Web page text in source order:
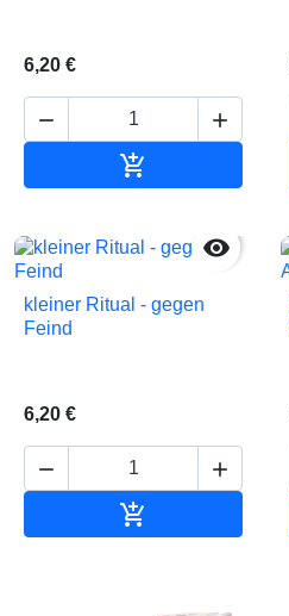
6,20 €
 


kleiner Ritual - gegen
Feind
6,20 €
 
